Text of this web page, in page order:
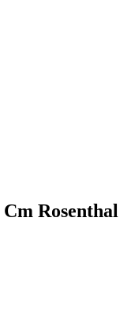
Rosenthal